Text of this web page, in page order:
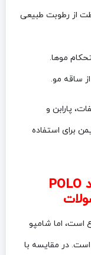
از رطوبت طبیعی
موها.
ساقه مو.
پارابن و
برای استفاده
شامپو پروتئین برزیلی پولو گلد POLO
است، اما شامپو
در مقایسه با